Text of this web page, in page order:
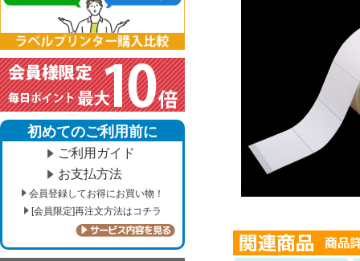
初めてのご利用前に
ご利用ガイド
お支払方法
会員登録してお得にお買い物！
[会員限定]再注文方法はコチラ